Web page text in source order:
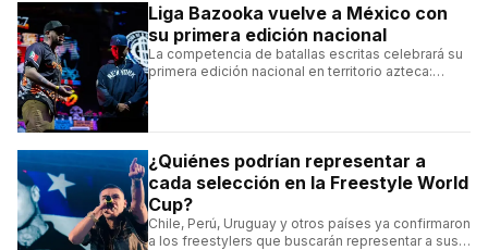
Liga Bazooka vuelve a México con
su primera edición nacional
La competencia de batallas escritas celebrará su
primera edición nacional en territorio azteca:
¿Quiénes podrían representar a
cada selección en la Freestyle World
Cup?
Chile, Perú, Uruguay y otros países ya confirmaron
a los freestylers que buscarán representar a sus